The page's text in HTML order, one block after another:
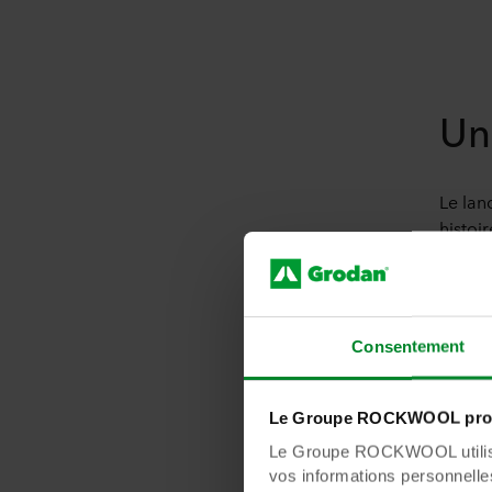
Consentement
Le Groupe ROCKWOOL
Le Groupe ROCKWOOL
vos informations
Le
le
sur la
des